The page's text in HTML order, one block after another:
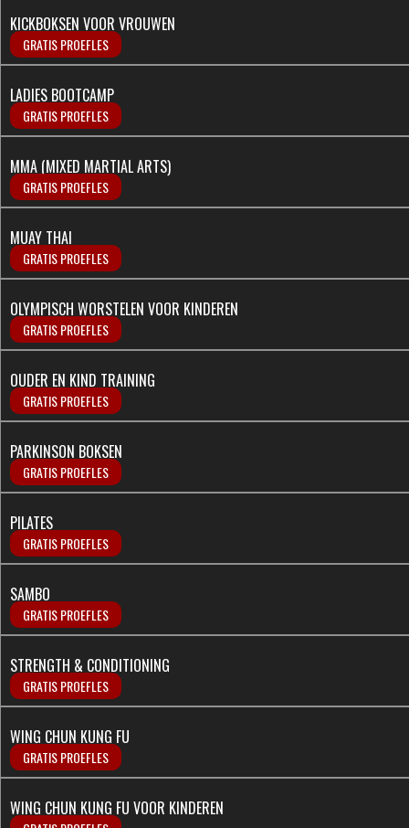
KICKBOKSEN VOOR VROUWEN
GRATIS PROEFLES
LADIES BOOTCAMP
GRATIS PROEFLES
MMA (MIXED MARTIAL ARTS)
GRATIS PROEFLES
MUAY THAI
GRATIS PROEFLES
OLYMPISCH WORSTELEN VOOR KINDEREN
GRATIS PROEFLES
OUDER EN KIND TRAINING
GRATIS PROEFLES
PARKINSON BOKSEN
GRATIS PROEFLES
PILATES
GRATIS PROEFLES
SAMBO
GRATIS PROEFLES
STRENGTH & CONDITIONING
GRATIS PROEFLES
WING CHUN KUNG FU
GRATIS PROEFLES
WING CHUN KUNG FU VOOR KINDEREN